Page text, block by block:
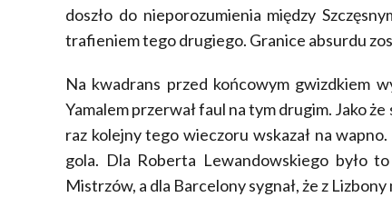
doszło do nieporozumienia między
trafieniem tego drugiego. Granice absurdu
Na kwadrans przed końcowym gwizdkiem
Yamalem przerwał faul na tym drugim. Jako
raz kolejny tego wieczoru wskazał na
gola. Dla Roberta Lewandowskiego było
Mistrzów, a dla Barcelony sygnał, że z